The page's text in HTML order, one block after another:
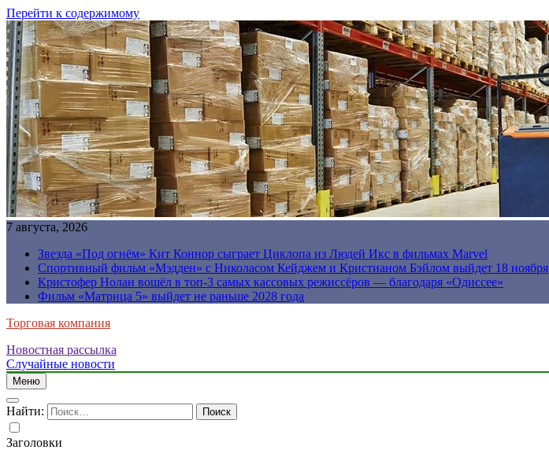
Перейти к содержимому
7 августа, 2026
Звезда «Под огнём» Кит Коннор сыграет Циклопа из Людей Икс в фильмах Marvel
Спортивный фильм «Мэдден» с Николасом Кейджем и Кристианом Бэйлом выйдет 18 ноября
Кристофер Нолан вошёл в топ-3 самых кассовых режиссёров — благодаря «Одиссее»
Фильм «Матрица 5» выйдет не раньше 2028 года
Торговая компания
Новостная рассылка
Случайные новости
Меню
Найти:
Заголовки